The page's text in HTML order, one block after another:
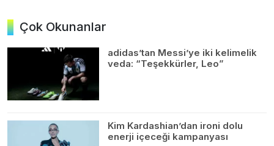
Çok Okunanlar
adidas’tan Messi’ye iki kelimelik
veda: “Teşekkürler, Leo”
Kim Kardashian’dan ironi dolu
enerji içeceği kampanyası